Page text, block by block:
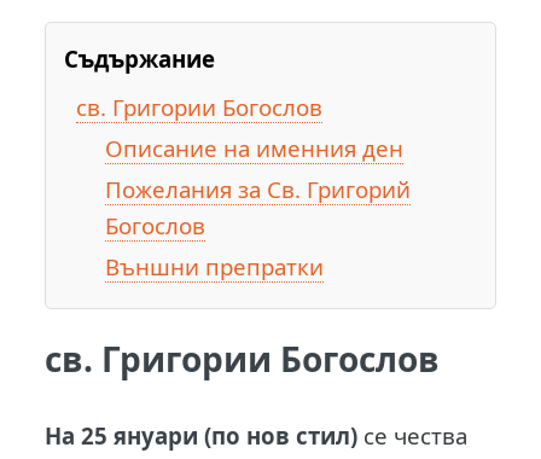
Съдържание
св. Григории Богослов
Описание на именния ден
Пожелания за Св. Григорий
Богослов
Външни препратки
св. Григории Богослов
На 25 януари (по нов стил) се чества